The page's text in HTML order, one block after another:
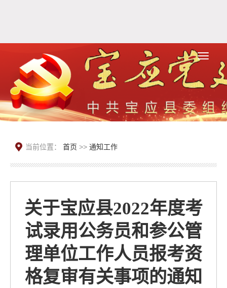
当前位置： 首页 >> 通知工作
关于宝应县2022年度考
试录用公务员和参公管
理单位工作人员报考资
格复审有关事项的通知